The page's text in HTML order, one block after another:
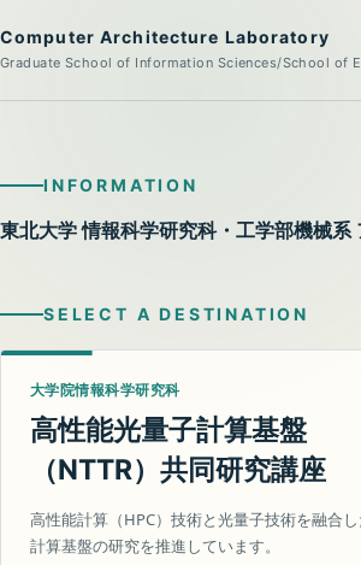
Computer Architecture Laboratory
Graduate School of Information Sciences/School of
INFORMATION
東北大学 情報科学研究科・工学部機械系
SELECT A DESTINATION
大学院情報科学研究科
高性能光量子計算基盤
（NTTR）共同研究講座
高性能計算（HPC）技術と光量子技術を融合
計算基盤の研究を推進しています。